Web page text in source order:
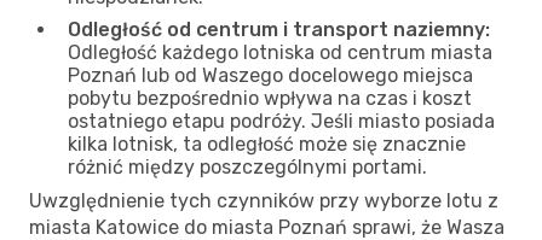
Odległość od centrum i transport naziemny:
Odległość każdego lotniska od centrum miasta
Poznań lub od Waszego docelowego miejsca
pobytu bezpośrednio wpływa na czas i koszt
ostatniego etapu podróży. Jeśli miasto posiada
kilka lotnisk, ta odległość może się znacznie
różnić między poszczególnymi portami.
Uwzględnienie tych czynników przy wyborze lotu z
miasta Katowice do miasta Poznań sprawi, że Wasza